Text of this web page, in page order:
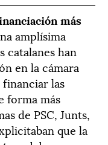
más
amplísima
catalanes han
en la cámara
las
forma más
de PSC, Junts,
que la